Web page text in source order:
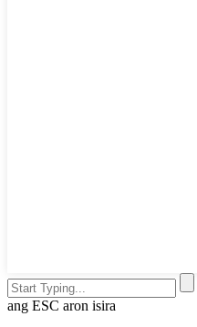
ang ESC aron isira